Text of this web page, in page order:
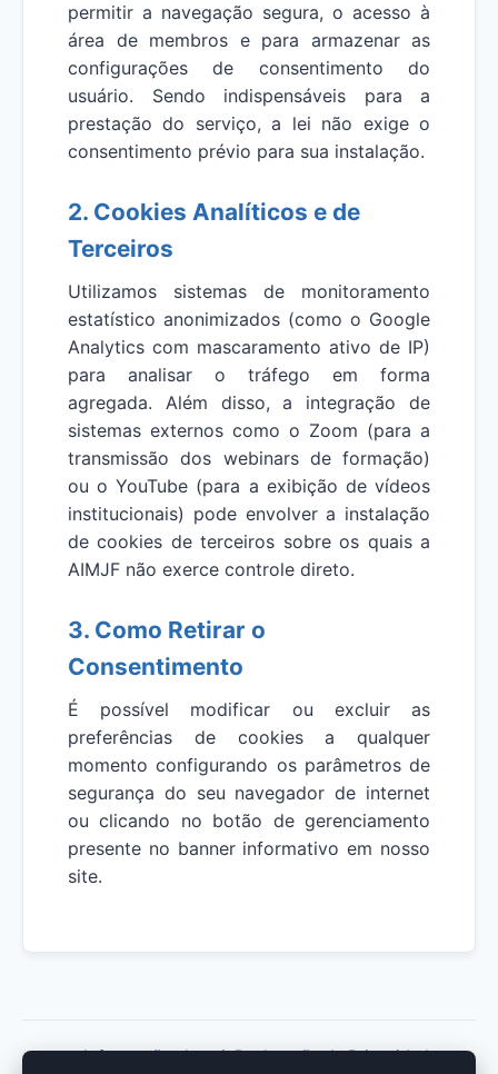
permitir a navegação segura, o acesso à
área de membros e para armazenar as
configurações de consentimento do
usuário. Sendo indispensáveis para a
prestação do serviço, a lei não exige o
consentimento prévio para sua instalação.
2. Cookies Analíticos e de
Terceiros
Utilizamos sistemas de monitoramento
estatístico anonimizados (como o Google
Analytics com mascaramento ativo de IP)
para analisar o tráfego em forma
agregada. Além disso, a integração de
sistemas externos como o Zoom (para a
transmissão dos webinars de formação)
ou o YouTube (para a exibição de vídeos
institucionais) pode envolver a instalação
de cookies de terceiros sobre os quais a
AIMJF não exerce controle direto.
3. Como Retirar o
Consentimento
É possível modificar ou excluir as
preferências de cookies a qualquer
momento configurando os parâmetros de
segurança do seu navegador de internet
ou clicando no botão de gerenciamento
presente no banner informativo em nosso
site.
Informações LegaisDeclaração de Privacidade